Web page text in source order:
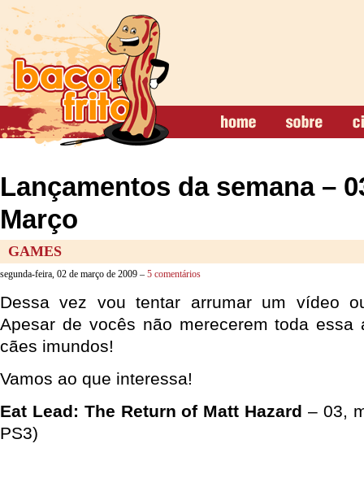
Lançamentos da semana –
Março
GAMES
segunda-feira, 02 de março de 2009 – 5 comentários
Dessa vez vou tentar arrumar um vídeo
Apesar de vocês não merecerem toda essa
cães imundos!
Vamos ao que interessa!
Eat Lead: The Return of Matt Hazard – 03,
PS3)